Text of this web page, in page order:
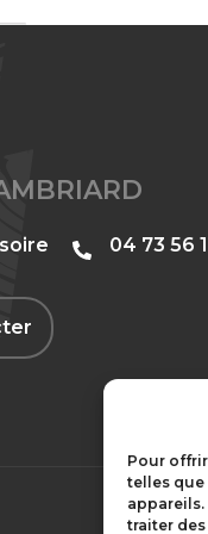
Pour
telles que
traiter
‭04 73 56